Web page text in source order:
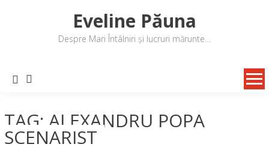
Eveline Păuna
Despre Mari Întâlniri și lucruri mărunte…
TAG: ALEXANDRU POPA
SCENARIST